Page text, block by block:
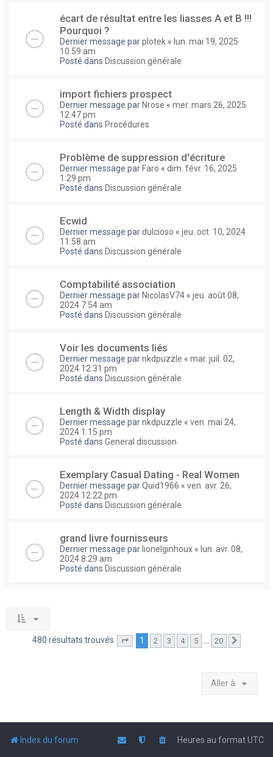
écart de résultat entre les liasses A et B !!!
Pourquoi ?
Dernier message parplotek « lun. mai 19, 2025
10:59 am
Posté dans Discussion générale
import fichiers prospect
Dernier message par Nrose « mer. mars 26, 2025
12:47 pm
Posté dans Procédures
Problème de suppression d'écriture
Dernier message par Faro « dim. févr. 16, 2025
1:29 pm
Posté dans Discussion générale
Ecwid
Dernier message pardulcioso « jeu. oct. 10, 2024
11:58 am
Posté dans Discussion générale
Comptabilité association
Dernier message par NicolasV74 « jeu. août 08,
2024 7:54 am
Posté dans Discussion générale
Voir les documents liés
Dernier message parnkdpuzzle « mar. juil. 02,
2024 12:31 pm
Posté dans Discussion générale
Length & Width display
Dernier message parnkdpuzzle « ven. mai 24,
2024 1:15 pm
Posté dans General discussion
Exemplary Сasual Dating - Real Women
Dernier message parQuid1966 « ven. avr. 26,
2024 12:22 pm
Posté dans Discussion générale
grand livre fournisseurs
Dernier message par lionelginhoux « lun. avr. 08,
2024 8:29 am
Posté dans Discussion générale
480 résultats trouvés Page sur20
1 2 3 4 5 … 20
Aller à
Index du forum Heures au formatUTC